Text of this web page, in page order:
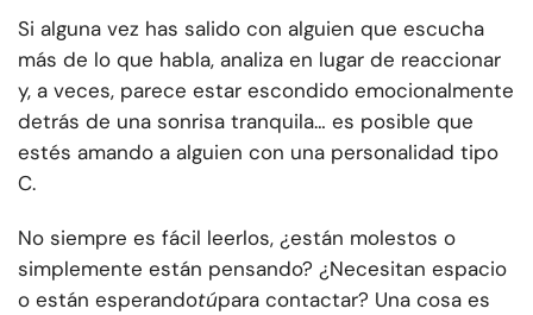
Si alguna vez has salido con alguien que escucha
más de lo que habla, analiza en lugar de reaccionar
y, a veces, parece estar escondido emocionalmente
detrás de una sonrisa tranquila… es posible que
estés amando a alguien con una personalidad tipo
C.
No siempre es fácil leerlos, ¿están molestos o
simplemente están pensando? ¿Necesitan espacio
o están esperandotúpara contactar? Una cosa es